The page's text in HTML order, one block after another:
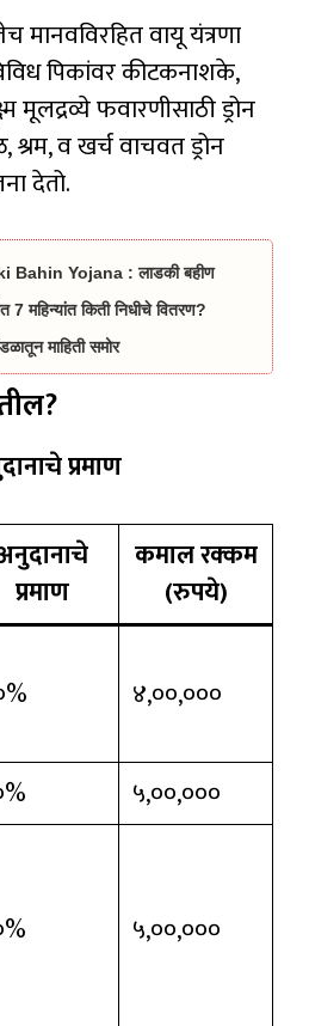
मानवविरहित वायू यंत्रणा
पिकांवर कीटकनाशके,
मूलद्रव्ये फवारणीसाठी ड्रोन
व खर्च वाचवत ड्रोन
देतो.
Bahin Yojana : लाडकी बहीण
7 महिन्यांत किती निधीचे वितरण?
माहिती समोर
प्रमाण
प्रमाण
कमाल रक्कम
(रुपये)
४,००,०००
५,००,०००
५,००,०००